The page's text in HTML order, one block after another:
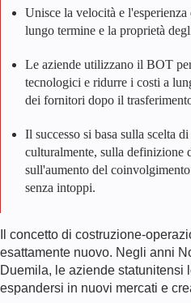
Unisce la velocità e
lungo termine e la proprietà
Le aziende utilizzano il BOT
tecnologici e ridurre i costi a
dei fornitori dopo il
Il successo si basa sulla scelta
culturalmente, sulla definizione
sull'aumento del
senza intoppi.
Il concetto di costruzione-
esattamente nuovo. Negli anni
Duemila, le aziende statunitensi
espandersi in nuovi mercati e